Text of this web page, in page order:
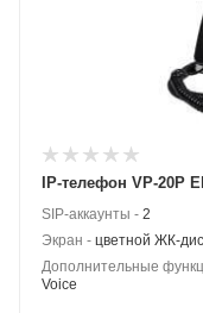
IP-телефон VP-20P
SIP-аккаунты - 2
Экран - цветной ЖК-
Дополнительные
Voice